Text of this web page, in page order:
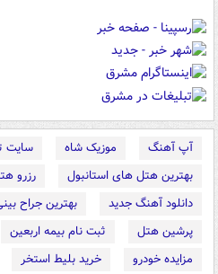
آپ آهنگ موزیک شاه
سایت
بهترین هتل های استانبول
رزرو
دانلود آهنگ جدید
بهترین جراح
پرشین هتل
ثبت نام بیمه اربعین
مزایده خودرو
خرید بلیط استخر